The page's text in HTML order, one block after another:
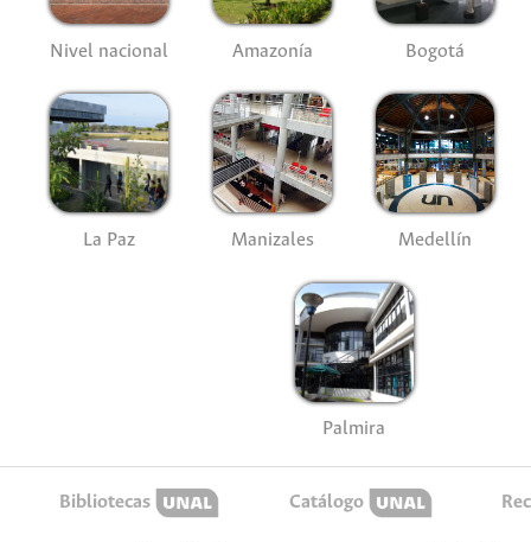
Nivel nacional Amazonía Bogotá
La Paz Manizales Medellín
Palmira
Bibliotecas Catálogo